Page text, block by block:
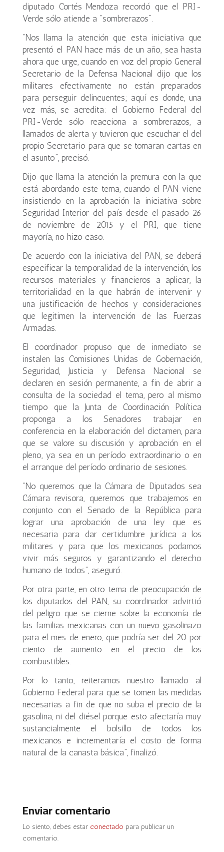
diputado Cortés Mendoza recordó que el PRI-
Verde sólo atiende a “sombrerazos”.
“Nos llama la atención que esta iniciativa que
presentó el PAN hace más de un año, sea hasta
ahora que urge, cuando en voz del propio General
Secretario de la Defensa Nacional dijo que los
militares efectivamente no están preparados
para perseguir delincuentes; aquí es donde, una
vez más, se acredita: el Gobierno Federal del
PRI-Verde sólo reacciona a sombrerazos, a
llamados de alerta y tuvieron que escuchar el del
propio Secretario para que se tomaran cartas en
el asunto”, precisó.
Dijo que llama la atención la premura con la que
está abordando este tema, cuando el PAN viene
insistiendo en la aprobación la iniciativa sobre
Seguridad Interior del país desde el pasado 26
de noviembre de 2015 y el PRI, que tiene
mayoría, no hizo caso.
De acuerdo con la iniciativa del PAN, se deberá
especificar la temporalidad de la intervención, los
recursos materiales y financieros a aplicar, la
territorialidad en la que habrán de intervenir y
una justificación de hechos y consideraciones
que legitimen la intervención de las Fuerzas
Armadas.
El coordinador propuso que de inmediato se
instalen las Comisiones Unidas de Gobernación,
Seguridad, Justicia y Defensa Nacional se
declaren en sesión permanente, a fin de abrir a
consulta de la sociedad el tema, pero al mismo
tiempo que la Junta de Coordinación Política
proponga a los Senadores trabajar en
conferencia en la elaboración del dictamen, para
que se valore su discusión y aprobación en el
pleno, ya sea en un período extraordinario o en
el arranque del período ordinario de sesiones.
“No queremos que la Cámara de Diputados sea
Cámara revisora, queremos que trabajemos en
conjunto con el Senado de la República para
lograr una aprobación de una ley que es
necesaria para dar certidumbre jurídica a los
militares y para que los mexicanos podamos
vivir más seguros y garantizando el derecho
humano de todos”, aseguró.
Por otra parte, en otro tema de preocupación de
los diputados del PAN, su coordinador advirtió
del peligro que se cierne sobre la economía de
las familias mexicanas con un nuevo gasolinazo
para el mes de enero, que podría ser del 20 por
ciento de aumento en el precio de los
combustibles.
Por lo tanto, reiteramos nuestro llamado al
Gobierno Federal para que se tomen las medidas
necesarias a fin de que no suba el precio de la
gasolina, ni del diésel porque esto afectaría muy
sustancialmente el bolsillo de todos los
mexicanos e incrementaría el costo de forma
natural de la canasta básica”, finalizó.
Enviar comentario
Lo siento, debes estar conectado para publicar un
comentario.